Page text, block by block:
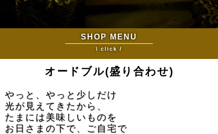
SHOP MENU
\ click /
オードブル(盛り合わせ)
やっと、やっと少しだけ
光が見えてきたから、
たまには美味しいものを
お日さまの下で、ご自宅で